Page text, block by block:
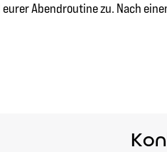
eurer Abendroutine zu. Nach